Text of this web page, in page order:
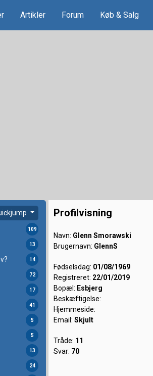
Artikler Forum Køb & Salg
109
13
14
72
17
41
5
5
13
24
Profilvisning
Navn: Glenn Smorawski
Brugernavn: GlennS
Fødselsdag: 01/08/1969
Registreret: 22/01/2019
Bopæl: Esbjerg
Beskæftigelse:
Hjemmeside:
Email: Skjult
Tråde: 11
Svar: 70